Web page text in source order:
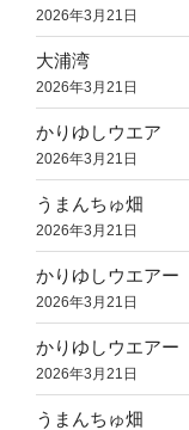
2026年3月21日
大浦湾
2026年3月21日
かりゆしウエア
2026年3月21日
うまんちゅ畑
2026年3月21日
かりゆしウエアー
2026年3月21日
かりゆしウエアー
2026年3月21日
うまんちゅ畑